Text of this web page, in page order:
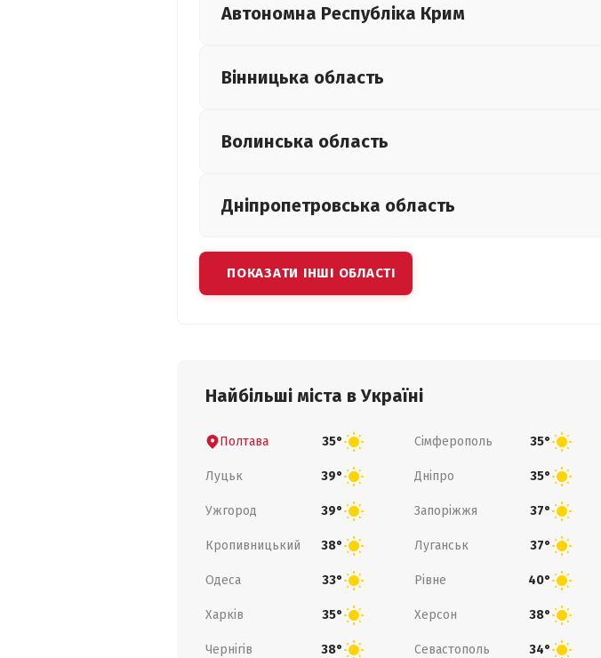
Автономна Республіка Крим
Вінницька область
Волинська область
Дніпропетровська область
ПОКАЗАТИ ІНШІ ОБЛАСТІ
Найбільші міста в Україні
Полтава 35° Сімферополь 35°
Луцьк 39° Дніпро 35°
Ужгород 39° Запоріжжя 37°
Кропивницький 38° Луганськ 37°
Одеса 33° Рівне 40°
Харків 35° Херсон 38°
Чернігів 38° Севастополь 34°